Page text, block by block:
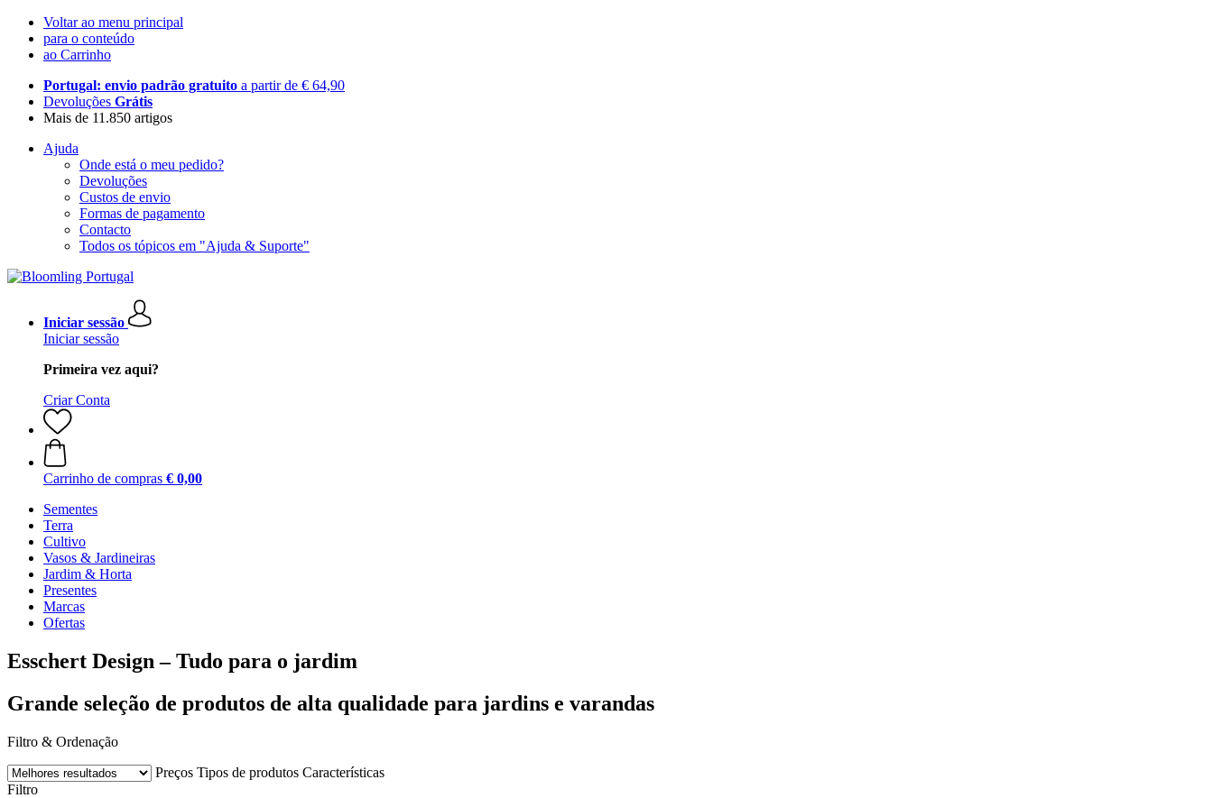
Voltar ao menu principal
para o conteúdo
ao Carrinho
Portugal: envio padrão gratuito a partir de € 64,90
Devoluções Grátis
Mais de 11.850 artigos
Ajuda
Onde está o meu pedido?
Devoluções
Custos de envio
Formas de pagamento
Contacto
Todos os tópicos em "Ajuda & Suporte"
Iniciar sessão
Iniciar sessão
Primeira vez aqui?
Criar Conta
Carrinho de compras € 0,00
Sementes
Terra
Cultivo
Vasos & Jardineiras
Jardim & Horta
Presentes
Marcas
Ofertas
Esschert Design – Tudo para o jardim
Grande seleção de produtos de alta qualidade para jardins e varandas
Filtro & Ordenação
Preços Tipos de produtos Características
Filtro